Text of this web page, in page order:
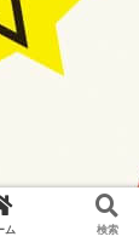
ム 検索